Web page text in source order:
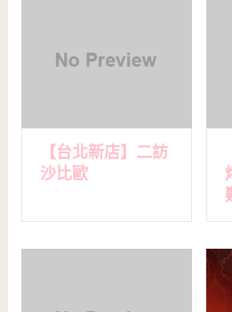
【台北新店】二訪
沙比歐